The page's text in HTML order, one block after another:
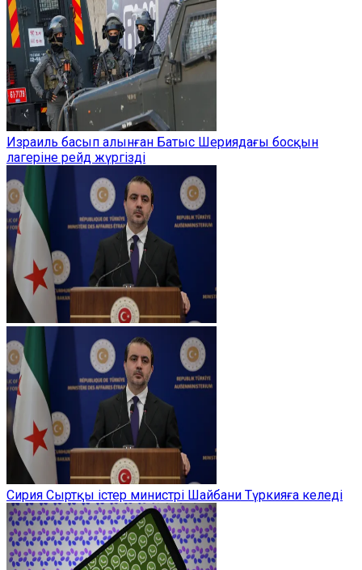
Израиль басып алынған Батыс Шериядағы босқын
лагеріне рейд жүргізді
Сирия Сыртқы істер министрі Шайбани Түркияға келеді